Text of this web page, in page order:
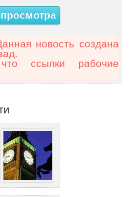
новость создана
что ссылки рабочие